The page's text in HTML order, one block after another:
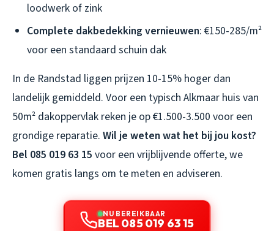
loodwerk of zink
Complete dakbedekking vernieuwen: €150-285/m²
voor een standaard schuin dak
In de Randstad liggen prijzen 10-15% hoger dan
landelijk gemiddeld. Voor een typisch Alkmaar huis van
50m² dakoppervlak reken je op €1.500-3.500 voor een
grondige reparatie. Wil je weten wat het bij jou kost?
Bel 085 019 63 15 voor een vrijblijvende offerte, we
komen gratis langs om te meten en adviseren.
NU BEREIKBAAR
BEL 085 019 63 15